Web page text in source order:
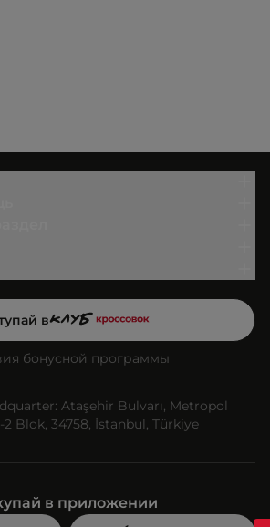
в
бонусной программы
Ataşehir Bulvarı, Metropol
2 Blok, 34758, İstanbul, Türkiye
в приложении